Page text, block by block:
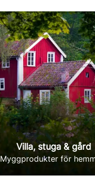
Villa, stuga & gård
Myggprodukter för